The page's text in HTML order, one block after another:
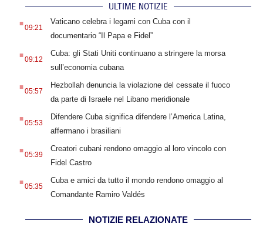
ULTIME NOTIZIE
.09:21
Vaticano celebra i legami con Cuba con il
documentario “Il Papa e Fidel”
.09:12
Cuba: gli Stati Uniti continuano a stringere la morsa
sull’economia cubana
.05:57
Hezbollah denuncia la violazione del cessate il fuoco
da parte di Israele nel Libano meridionale
.05:53
Difendere Cuba significa difendere l’America Latina,
affermano i brasiliani
.05:39
Creatori cubani rendono omaggio al loro vincolo con
Fidel Castro
.05:35
Cuba e amici da tutto il mondo rendono omaggio al
Comandante Ramiro Valdés
NOTIZIE RELAZIONATE